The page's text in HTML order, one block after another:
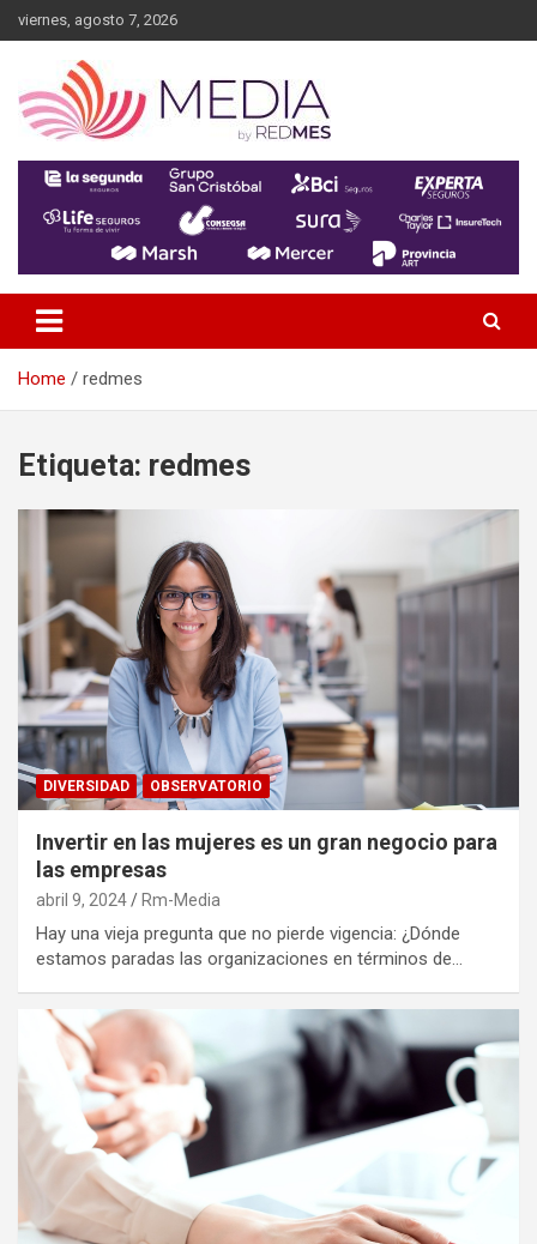
Skip
to
viernes, agosto 7, 2026
Home redmes
Etiqueta: redmes
DIVERSIDAD OBSERVATORIO
Invertir en las mujeres es un gran negocio para
las empresas
abril 9, 2024 Rm-Media
Hay una vieja pregunta que no pierde vigencia: ¿Dónde
estamos paradas las organizaciones en términos de…